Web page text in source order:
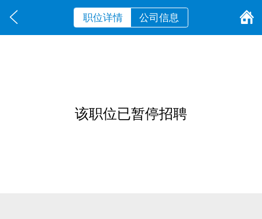
职位详情 公司信息
该职位已暂停招聘